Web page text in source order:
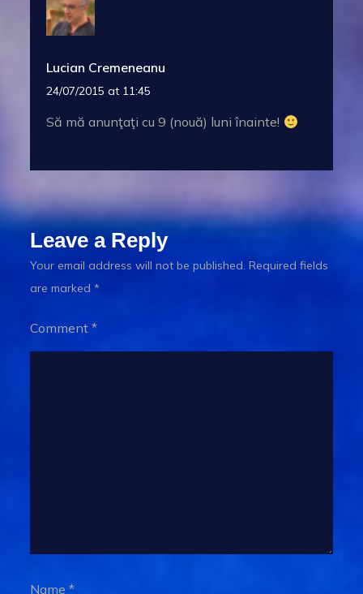
Lucian Cremeneanu
24/07/2015 at 11:45
Să mă anunţaţi cu 9 (nouă) luni înainte!
Leave a Reply
Your email address will not be published. Required fields
are marked*
Comment*
Name*